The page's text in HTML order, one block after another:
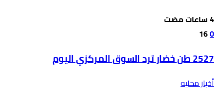
0
16
2527 طن خضار ترد السوق المركزي اليوم
أخبار محليه